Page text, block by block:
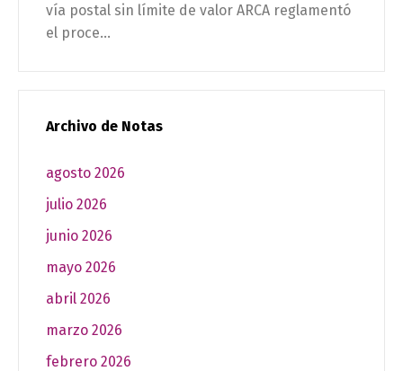
vía postal sin límite de valor ARCA reglamentó
el proce...
Archivo de Notas
agosto 2026
julio 2026
junio 2026
mayo 2026
abril 2026
marzo 2026
febrero 2026